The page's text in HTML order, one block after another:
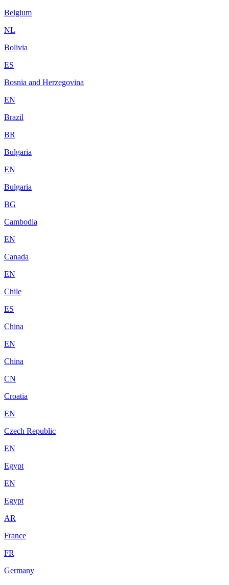
Belgium
NL
Bolivia
ES
Bosnia and Herzegovina
EN
Brazil
BR
Bulgaria
EN
Bulgaria
BG
Cambodia
EN
Canada
EN
Chile
ES
China
EN
China
CN
Croatia
EN
Czech Republic
EN
Egypt
EN
Egypt
AR
France
FR
Germany